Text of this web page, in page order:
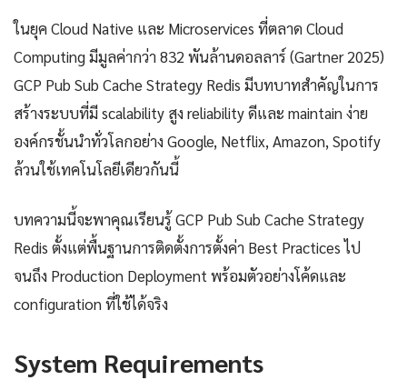
ในยุค Cloud Native และ Microservices ที่ตลาด Cloud
Computing มีมูลค่ากว่า 832 พันล้านดอลลาร์ (Gartner 2025)
GCP Pub Sub Cache Strategy Redis มีบทบาทสำคัญในการ
สร้างระบบที่มี scalability สูง reliability ดีและ maintain ง่าย
องค์กรชั้นนำทั่วโลกอย่าง Google, Netflix, Amazon, Spotify
ล้วนใช้เทคโนโลยีเดียวกันนี้
บทความนี้จะพาคุณเรียนรู้ GCP Pub Sub Cache Strategy
Redis ตั้งแต่พื้นฐานการติดตั้งการตั้งค่า Best Practices ไป
จนถึง Production Deployment พร้อมตัวอย่างโค้ดและ
configuration ที่ใช้ได้จริง
System Requirements